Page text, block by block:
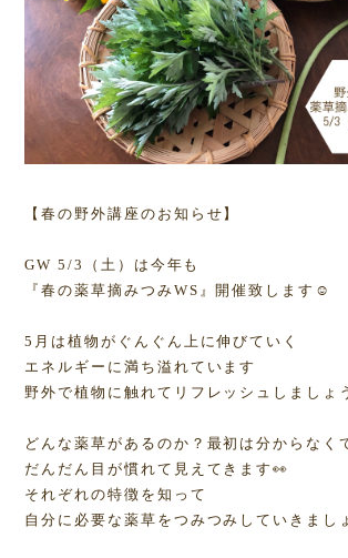
【春の野外講座のお知らせ】
GW 5/3（土）は今年も
『春の薬草摘みつみWS』開催致します☺︎
5月は植物がぐんぐん上に伸びていく
エネルギーに満ち溢れています
野外で植物に触れてリフレッシュしましょ
どんな薬草があるのか？最初は分からなく
だんだん目が慣れて見えてきます👀
それぞれの特徴を知って
自分に必要な薬草をつみつみしていきまし